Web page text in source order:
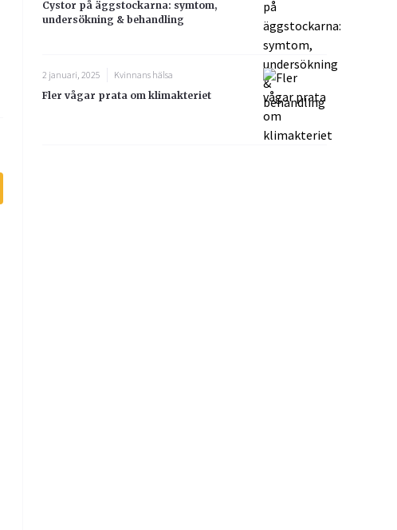
Cystor på äggstockarna: symtom,
undersökning & behandling
2 januari, 2025
Kvinnans hälsa
Fler vågar prata om klimakteriet